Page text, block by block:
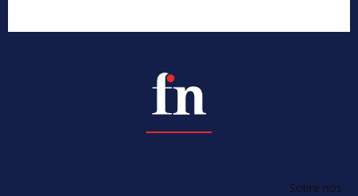
Sobre nós